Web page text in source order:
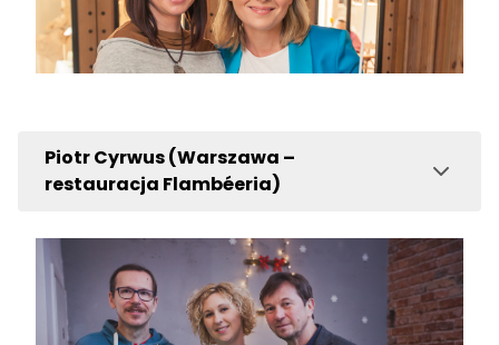
Piotr Cyrwus (Warszawa –
restauracja Flambéeria)